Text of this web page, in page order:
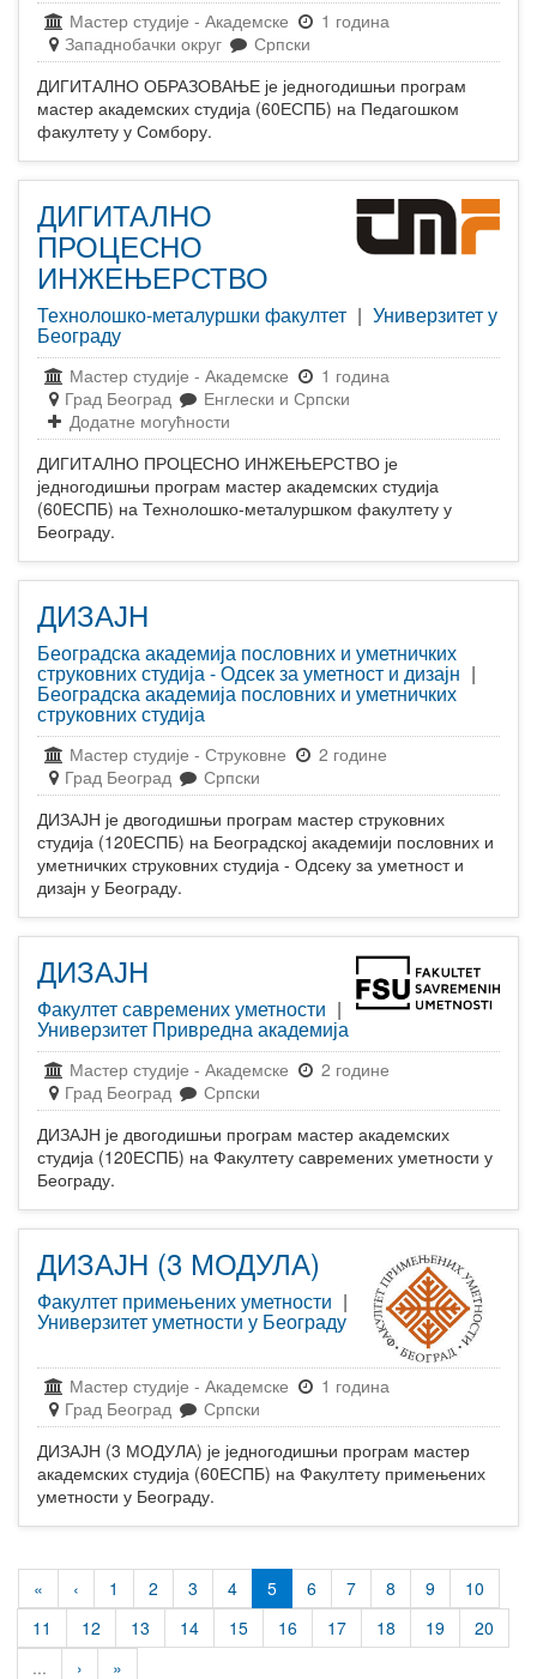
Мастер студије - Академске
1 година
Западнобачки округ
Српски
ДИГИТАЛНО ОБРАЗОВАЊЕ је једногодишњи програм
мастер академских студија (60ЕСПБ) на Педагошком
факултету у Сомбору.
ДИГИТАЛНО
ПРОЦЕСНО
ИНЖЕЊЕРСТВО
Технолошко-металуршки факултет | Универзитет у
Београду
Мастер студије - Академске
1 година
Град Београд
Енглески и Српски
Додатне могућности
ДИГИТАЛНО ПРОЦЕСНО ИНЖЕЊЕРСТВО је
једногодишњи програм мастер академских студија
(60ЕСПБ) на Технолошко-металуршком факултету у
Београду.
ДИЗАЈН
Београдска академија пословних и уметничких
струковних студија - Одсек за уметност и дизајн |
Београдска академија пословних и уметничких
струковних студија
Мастер студије - Струковне
2 године
Град Београд
Српски
ДИЗАЈН је двогодишњи програм мастер струковних
студија (120ЕСПБ) на Београдској академији пословних и
уметничких струковних студија - Одсеку за уметност и
дизајн у Београду.
ДИЗАЈН
Факултет савремених уметности |
Универзитет Привредна академија
Мастер студије - Академске
2 године
Град Београд
Српски
ДИЗАЈН је двогодишњи програм мастер академских
студија (120ЕСПБ) на Факултету савремених уметности у
Београду.
ДИЗАЈН (3 МОДУЛА)
Факултет примењених уметности |
Универзитет уметности у Београду
Мастер студије - Академске
1 година
Град Београд
Српски
ДИЗАЈН (3 МОДУЛА) је једногодишњи програм мастер
академских студија (60ЕСПБ) на Факултету примењених
уметности у Београду.
« ‹ 1 2 3 4 5 6 7 8 9
10
11
12 13 14 15 16 17 18 19
20
...
› »